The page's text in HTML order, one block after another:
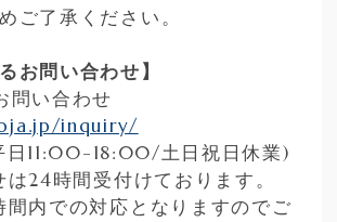
ご了承ください。
お問い合わせ】
問い合わせ
inquiry/
日11:00-18:00/土日祝日休業)
24時間受付けております。
間内での対応となりますのでご